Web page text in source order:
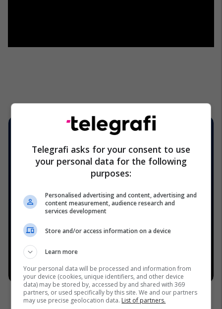
Telegrafi asks for your consent to use
your personal data for the following
purposes:
Personalised advertising and content, advertising and
content measurement, audience research and
services development
Store and/or access information on a device
Learn more
Your personal data will be processed and information from
your device (cookies, unique identifiers, and other device
data) may be stored by, accessed by and shared with 369
partners, or used specifically by this site. We and our partners
may use precise geolocation data. List of partners.